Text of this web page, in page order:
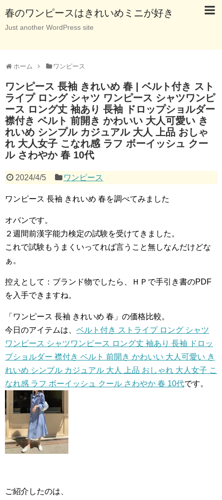
春のワンピースはきれいめミニが好き
Just another WordPress site
ホーム ワンピース
ワンピース 長袖 きれいめ 春 | ベルト付き スト
ライプ ロング シャツ ワンピース シャツワンピ
ース ロング丈 袖あり 長袖 ドロップショルダー
襟付き ベルト 前開き かわいい 大人可愛い き
れいめ シンプル カジュアル 大人 上品 おしゃ
れ 大人女子 こなれ感 ラフ ボーイッシュ クー
ル さわやか 春 10代
2024/4/5 ワンピース
ワンピース 長袖 きれいめ 春を調べてみました
オバンです。
２週間前漢字能力検定の試験を受けてきました。
これで試験もうまくいってれば言うこと無しなんだけどな
ぁ。
控えとして：ブランド物でしたら、ＨＰで手引き書のPDF
を入手できますね。
「ワンピース 長袖 きれいめ 春」の価格比較。
今日のアイテムは、 ベルト付き ストライプ ロング シャツ
ワンピース シャツワンピース ロング丈 袖あり 長袖 ドロッ
プショルダー 襟付き ベルト 前開き かわいい 大人可愛い き
れいめ シンプル カジュアル 大人 上品 おしゃれ 大人女子 こ
なれ感 ラフ ボーイッシュ クール さわやか 春 10代です。
ご紹介したのは、